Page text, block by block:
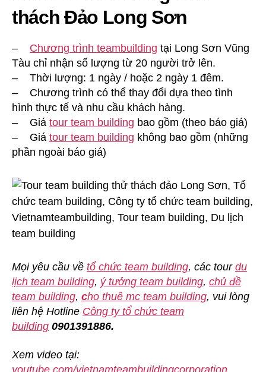
thách Đảo Long Sơn
– Chương trình teambuilding tại Long Sơn Vũng
Tàu chỉ nhận số lượng từ 20 người trở lên.
– Thời lượng: 1 ngày / hoặc 2 ngày 1 đêm.
– Chương trình có thể thay đổi dựa theo tình
hình thực tế và nhu cầu khách hàng.
– Giá tour team building bao gồm (theo báo giá)
– Giá tour team building không bao gồm (những
phần ngoài báo giá)
Mọi yêu cầu về tổ chức team building, các tour du
lịch team building, ý tưởng team building, chủ đề
team building, cho thuê mc team building, vui lòng
liên hệ Hotline Công ty tổ chức team
building 0901391886.
Xem video tại:
youtube.com/vietnamteambuildingcorporation.